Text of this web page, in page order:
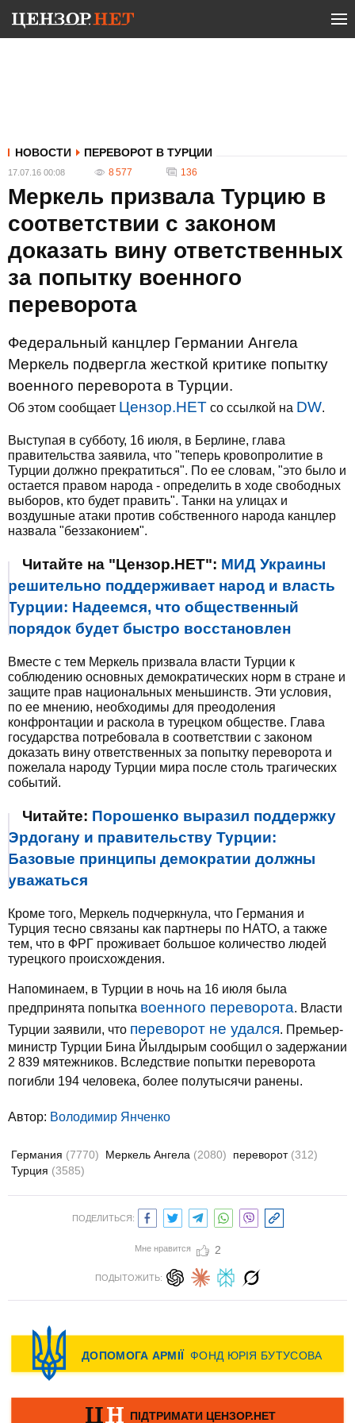
НОВОСТИ ПЕРЕВОРОТ В ТУРЦИИ
17.07.16 00:08 8 577 136
Меркель призвала Турцию в
соответствии с законом
доказать вину ответственных
за попытку военного
переворота
Федеральный канцлер Германии Ангела
Меркель подвергла жесткой критике попытку
военного переворота в Турции.
Об этом сообщает Цензор.НЕТ со ссылкой на DW.
Выступая в субботу, 16 июля, в Берлине, глава
правительства заявила, что "теперь кровопролитие в
Турции должно прекратиться". По ее словам, "это было и
остается правом народа - определить в ходе свободных
выборов, кто будет править". Танки на улицах и
воздушные атаки против собственного народа канцлер
назвала "беззаконием".
Читайте на "Цензор.НЕТ": МИД Украины
решительно поддерживает народ и власть
Турции: Надеемся, что общественный
порядок будет быстро восстановлен
Вместе с тем Меркель призвала власти Турции к
соблюдению основных демократических норм в стране и
защите прав национальных меньшинств. Эти условия,
по ее мнению, необходимы для преодоления
конфронтации и раскола в турецком обществе. Глава
государства потребовала в соответствии с законом
доказать вину ответственных за попытку переворота и
пожелала народу Турции мира после столь трагических
событий.
Читайте: Порошенко выразил поддержку
Эрдогану и правительству Турции:
Базовые принципы демократии должны
уважаться
Кроме того, Меркель подчеркнула, что Германия и
Турция тесно связаны как партнеры по НАТО, а также
тем, что в ФРГ проживает большое количество людей
турецкого происхождения.
Напоминаем, в Турции в ночь на 16 июля была
предпринята попытка военного переворота. Власти
Турции заявили, что переворот не удался. Премьер-
министр Турции Бина Йылдырым сообщил о задержании
2 839 мятежников. Вследствие попытки переворота
погибли 194 человека, более полутысячи ранены.
Автор: Володимир Янченко
Германия (7770) Меркель Ангела (2080) переворот (312)
Турция (3585)
ПОДЕЛИТЬСЯ:
Мне нравится 2
ПОДЫТОЖИТЬ: